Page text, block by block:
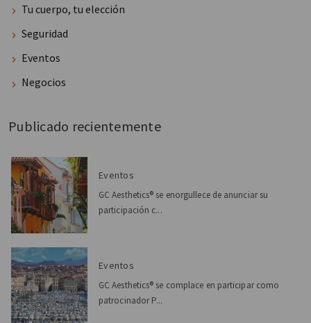
Tu cuerpo, tu elección
Seguridad
Eventos
Negocios
Publicado recientemente
Eventos
GC Aesthetics® se enorgullece de anunciar su
participación c...
Eventos
GC Aesthetics® se complace en participar como
patrocinador P...